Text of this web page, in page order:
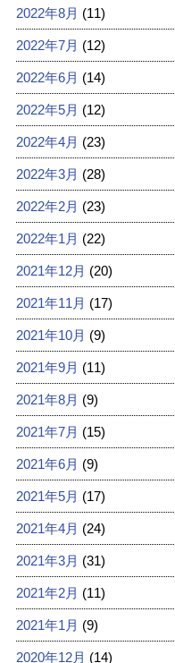
2022年8月 (11)
2022年7月 (12)
2022年6月 (14)
2022年5月 (12)
2022年4月 (23)
2022年3月 (28)
2022年2月 (23)
2022年1月 (22)
2021年12月 (20)
2021年11月 (17)
2021年10月 (9)
2021年9月 (11)
2021年8月 (9)
2021年7月 (15)
2021年6月 (9)
2021年5月 (17)
2021年4月 (24)
2021年3月 (31)
2021年2月 (11)
2021年1月 (9)
2020年12月 (14)